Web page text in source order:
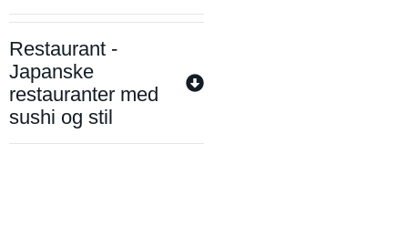
Restaurant -
Japanske
restauranter med
sushi og stil